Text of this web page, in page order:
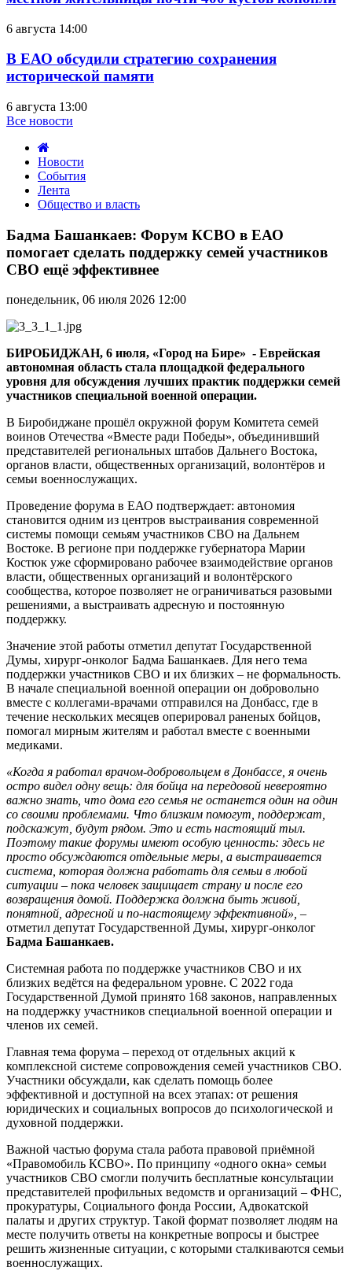
6 августа 14:00
В ЕАО обсудили стратегию сохранения
исторической памяти
6 августа 13:00
Все новости
Новости
События
Лента
Общество и власть
Башанкаев:
КСВО
в
помогает
поддержку
участников
СВО
ещё
эффективнее
Бадма Башанкаев: Форум КСВО в ЕАО
помогает сделать поддержку семей участников
СВО ещё эффективнее
понедельник, 06 июля 2026 12:00
БИРОБИДЖАН, 6 июля, «Город на Бире» - Еврейская
автономная область стала площадкой федерального
уровня для обсуждения лучших практик поддержки семей
участников специальной военной операции.
В Биробиджане прошёл окружной форум Комитета семей
воинов Отечества «Вместе ради Победы», объединивший
представителей региональных штабов Дальнего Востока,
органов власти, общественных организаций, волонтёров и
семьи военнослужащих.
Проведение форума в ЕАО подтверждает: автономия
становится одним из центров выстраивания современной
системы помощи семьям участников СВО на Дальнем
Востоке. В регионе при поддержке губернатора Марии
Костюк уже сформировано рабочее взаимодействие органов
власти, общественных организаций и волонтёрского
сообщества, которое позволяет не ограничиваться разовыми
решениями, а выстраивать адресную и постоянную
поддержку.
Значение этой работы отметил депутат Государственной
Думы, хирург-онколог Бадма Башанкаев. Для него тема
поддержки участников СВО и их близких – не формальность.
В начале специальной военной операции он добровольно
вместе с коллегами-врачами отправился на Донбасс, где в
течение нескольких месяцев оперировал раненых бойцов,
помогал мирным жителям и работал вместе с военными
медиками.
«Когда я работал врачом-добровольцем в Донбассе, я очень
остро видел одну вещь: для бойца на передовой невероятно
важно знать, что дома его семья не останется один на один
со своими проблемами. Что близким помогут, поддержат,
подскажут, будут рядом. Это и есть настоящий тыл.
Поэтому такие форумы имеют особую ценность: здесь не
просто обсуждаются отдельные меры, а выстраивается
система, которая должна работать для семьи в любой
ситуации – пока человек защищает страну и после его
возвращения домой. Поддержка должна быть живой,
понятной, адресной и по-настоящему эффективной», –
отметил депутат Государственной Думы, хирург-онколог
Бадма Башанкаев.
Системная работа по поддержке участников СВО и их
близких ведётся на федеральном уровне. С 2022 года
Государственной Думой принято 168 законов, направленных
на поддержку участников специальной военной операции и
членов их семей.
Главная тема форума – переход от отдельных акций к
комплексной системе сопровождения семей участников СВО.
Участники обсуждали, как сделать помощь более
эффективной и доступной на всех этапах: от решения
юридических и социальных вопросов до психологической и
духовной поддержки.
Важной частью форума стала работа правовой приёмной
«Правомобиль КСВО». По принципу «одного окна» семьи
участников СВО смогли получить бесплатные консультации
представителей профильных ведомств и организаций – ФНС,
прокуратуры, Социального фонда России, Адвокатской
палаты и других структур. Такой формат позволяет людям на
месте получить ответы на конкретные вопросы и быстрее
решить жизненные ситуации, с которыми сталкиваются семьи
военнослужащих.